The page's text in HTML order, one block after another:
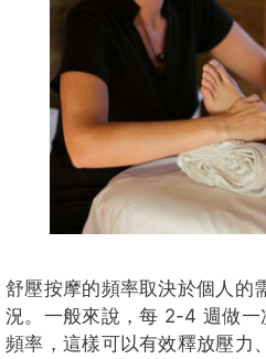
舒壓按摩的頻率取決於個人的
況。一般來說，每 2-4 週做一
頻率，這樣可以有效釋放壓力